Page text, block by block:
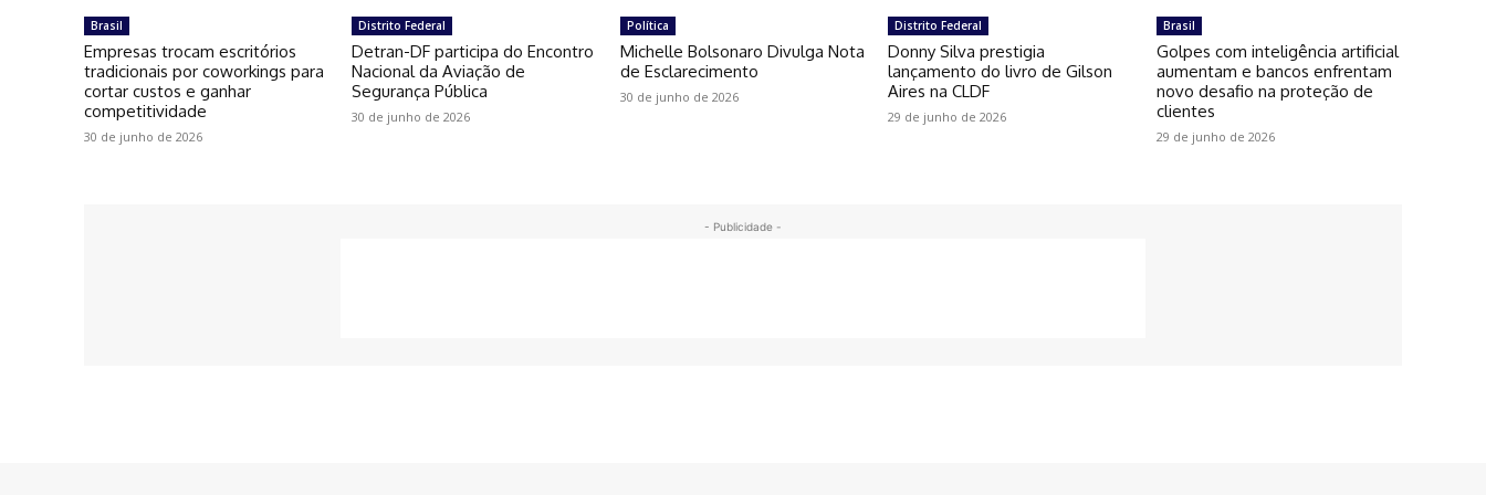
Brasil
Empresas trocam escritórios
tradicionais por coworkings para
cortar custos e ganhar
competitividade
30 de junho de 2026
Distrito Federal
Detran-DF participa do Encontro
Nacional da Aviação de
Segurança Pública
30 de junho de 2026
Política
Michelle Bolsonaro Divulga Nota
de Esclarecimento
30 de junho de 2026
Distrito Federal
Donny Silva prestigia
lançamento do livro de Gilson
Aires na CLDF
29 de junho de 2026
Brasil
Golpes com inteligência artificial
aumentam e bancos enfrentam
novo desafio na proteção de
clientes
29 de junho de 2026
- Publicidade -